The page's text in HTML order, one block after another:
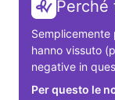
Perché
Semplicemente
hanno vissuto
negative in
Per questo le